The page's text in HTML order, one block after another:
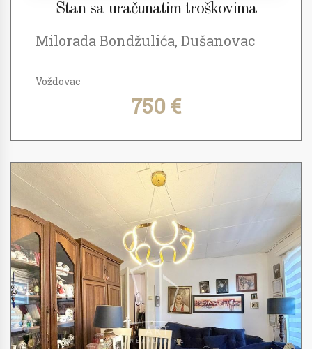
Stan sa uračunatim troškovima
Milorada Bondžulića, Dušanovac
Voždovac
750 €